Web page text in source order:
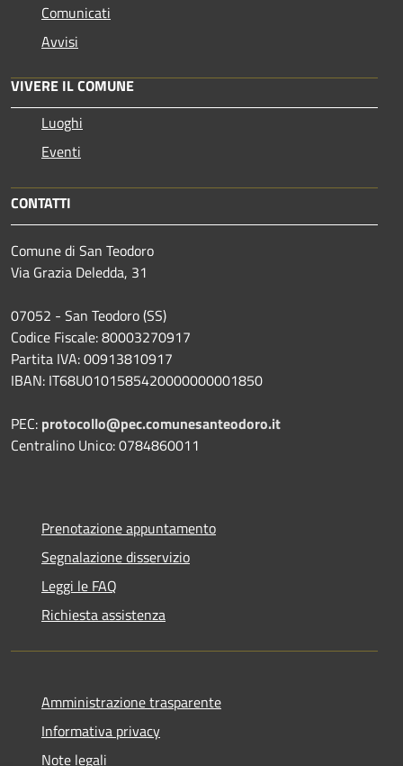
Comunicati
Avvisi
VIVERE IL COMUNE
Luoghi
Eventi
CONTATTI
Comune di San Teodoro
Via Grazia Deledda, 31
07052 - San Teodoro (SS)
Codice Fiscale: 80003270917
Partita IVA: 00913810917
IBAN: IT68U0101585420000000001850
PEC: protocollo@pec.comunesanteodoro.it
Centralino Unico: 0784860011
Prenotazione appuntamento
Segnalazione disservizio
Leggi le FAQ
Richiesta assistenza
Amministrazione trasparente
Informativa privacy
Note legali